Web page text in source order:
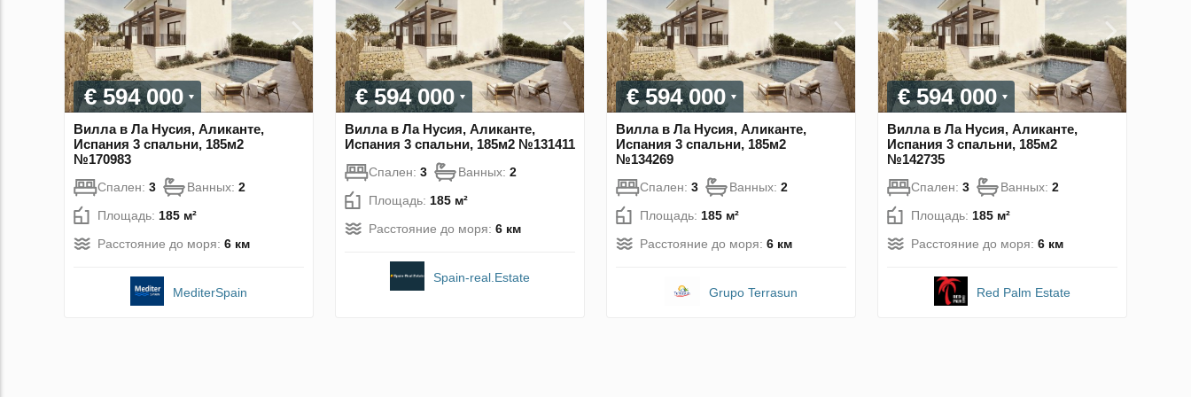
€ 594 000
Вилла в Ла Нусия, Аликанте,
Испания 3 спальни, 185м2
№170983
Спален: 3 Ванных: 2
Площадь: 185 м²
Расстояние до моря: 6 км
MediterSpain
€ 594 000
Вилла в Ла Нусия, Аликанте,
Испания 3 спальни, 185м2 №131411
Спален: 3 Ванных: 2
Площадь: 185 м²
Расстояние до моря: 6 км
Spain-real.Estate
€ 594 000
Вилла в Ла Нусия, Аликанте,
Испания 3 спальни, 185м2
№134269
Спален: 3 Ванных: 2
Площадь: 185 м²
Расстояние до моря: 6 км
Grupo Terrasun
€ 594 000
Вилла в Ла Нусия, Аликанте,
Испания 3 спальни, 185м2
№142735
Спален: 3 Ванных: 2
Площадь: 185 м²
Расстояние до моря: 6 км
Red Palm Estate